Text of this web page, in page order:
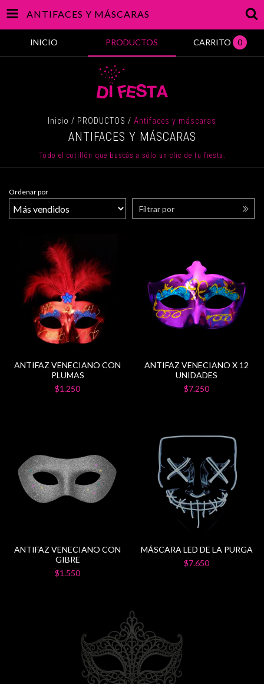
ANTIFACES Y MÁSCARAS
INICIO PRODUCTOS CARRITO 0
Inicio / PRODUCTOS / Antifaces y máscaras
ANTIFACES Y MÁSCARAS
Todo el cotillón que buscás a sólo un clic de tu fiesta.
Ordenar por
Filtrar por
ANTIFAZ VENECIANO CON
PLUMAS
$1.250
ANTIFAZ VENECIANO X 12
UNIDADES
$7.250
ANTIFAZ VENECIANO CON
GIBRE
$1.550
MÁSCARA LED DE LA PURGA
$7.650